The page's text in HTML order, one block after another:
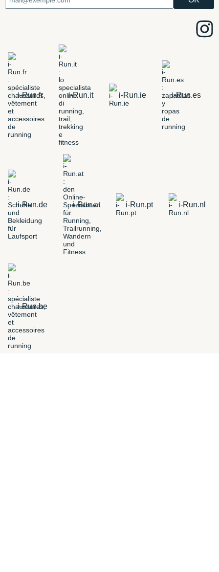
i-Run.fr i-Run.it i-Run.ie i-Run.es
i-Run.de i-Run.at i-Run.pt i-Run.nl
i-Run.be